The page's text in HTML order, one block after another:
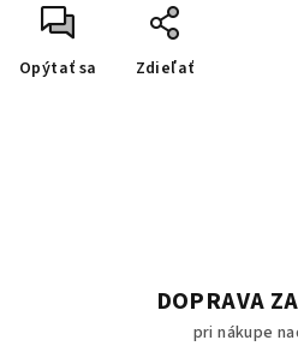
Opýtať sa Zdieľať
DOPRAVA
pri nákupe